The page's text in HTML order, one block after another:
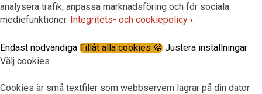
analysera trafik, anpassa marknadsföring och för sociala
mediefunktioner. Integritets- och cookiepolicy ›.
Endast nödvändiga Tillåt alla cookies 🍪 Justera inställningar
Välj cookies
Cookies är små textfiler som webbservern lagrar på din dator